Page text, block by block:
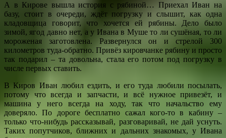
А в Кирове вышла история с рябиной… Приехал Иван на
базу, стоит в очереди, ждёт погрузку и слышит, как одна
кладовщица говорит, что хочется ей рябины. Дело было
зимой, ягод давно нет, а у Ивана в Муше то ли сушёная, то ли
мороженая заготовлена. Развернулся он и стрелой 300
километров туда-обратно. Привёз кировчанке рябину и просто
так подарил – та довольна, стала его потом под погрузку в
числе первых ставить.
В Киров Иван любил ездить, и его туда любили посылать,
потому что всегда и запчасти, и всё нужное привезёт, и
машина у него всегда на ходу, так что начальство ему
доверяло. По дороге бесплатно сажал кого-то в кабину –
только что-нибудь рассказывай, разговаривай, не дай уснуть.
Таких попутчиков, ближних и дальних знакомых, у Ивана